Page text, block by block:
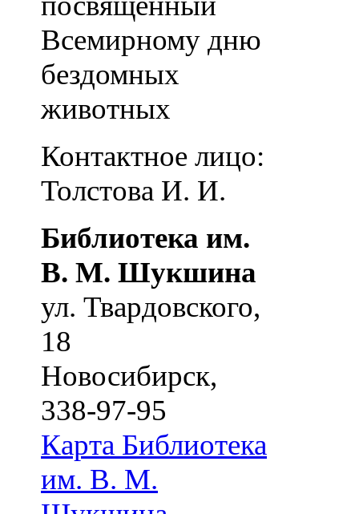
Всемирному дню
бездомных
животных
Контактное лицо:
Толстова И. И.
Библиотека им.
В. М. Шукшина
ул. Твардовского,
18
Новосибирск,
338-97-95
Карта Библиотека
им. В. М.